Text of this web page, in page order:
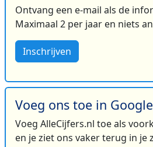
Ontvang een e-mail als de
Maximaal 2 per jaar en niets
Inschrijven
Voeg ons toe in Google
Voeg AlleCijfers.nl toe als
en je ziet ons vaker terug in je